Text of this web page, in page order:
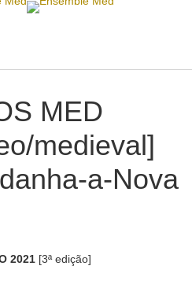
MED
medieval]
a-Nova
2021 [3ª edição]